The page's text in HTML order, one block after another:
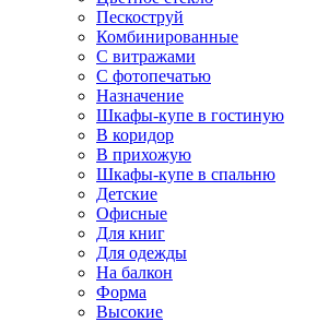
Пескоструй
Комбинированные
С витражами
С фотопечатью
Назначение
Шкафы-купе в гостиную
В коридор
В прихожую
Шкафы-купе в спальню
Детские
Офисные
Для книг
Для одежды
На балкон
Форма
Высокие